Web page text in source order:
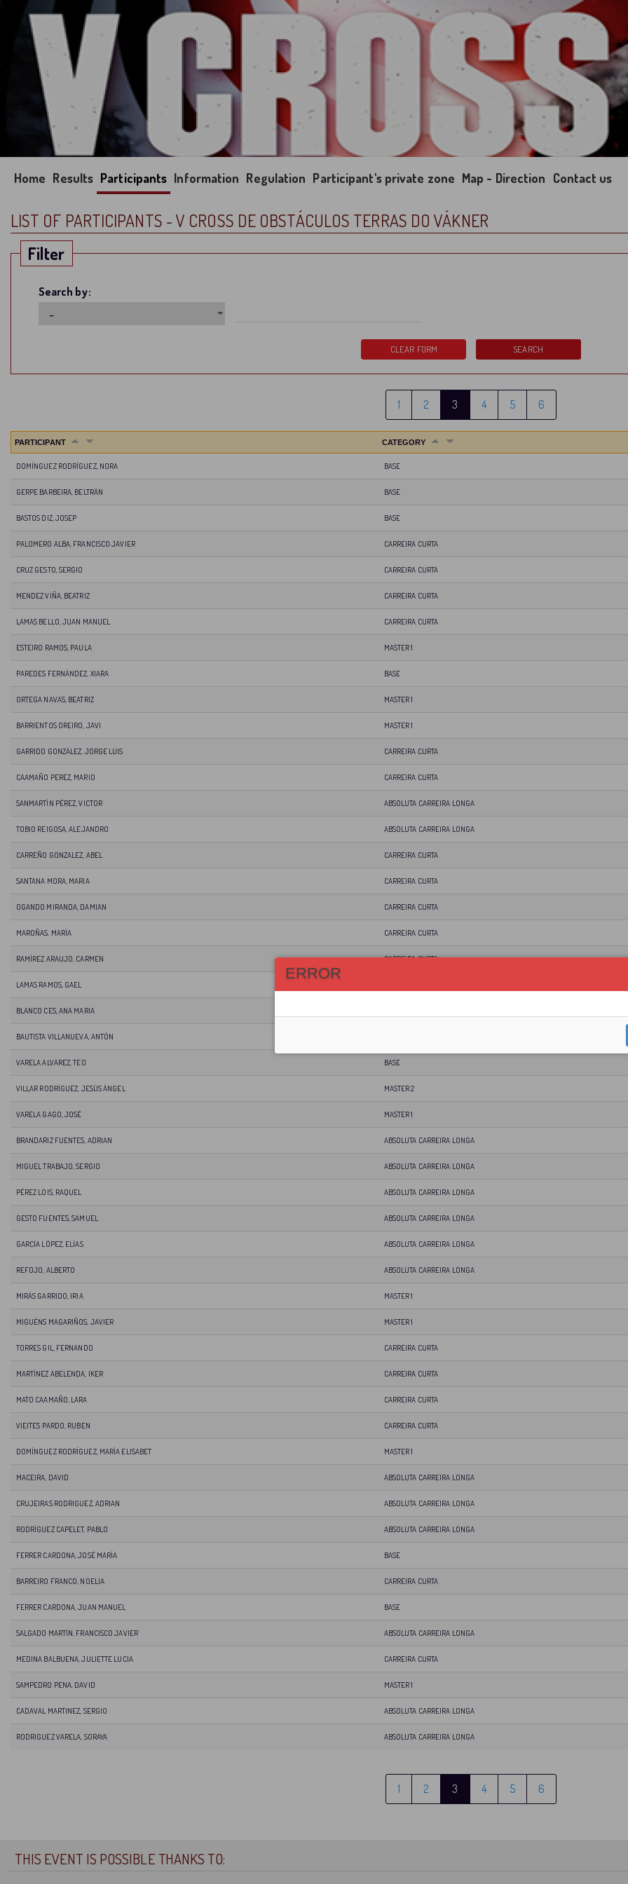
Home Results Participants Information Regulation Participant's private zone Map - Direction Contact us
LIST OF PARTICIPANTS - V CROSS DE OBSTÁCULOS TERRAS DO VÁKNER
Filter
Search by:
1 2 3 4 5 6
PARTICIPANT CATEGORY
DOMÍNGUEZ RODRÍGUEZ, NORA BASE
GERPE BARBEIRA, BELTRÁN BASE
BASTOS DIZ, JOSEP BASE
PALOMERO ALBA, FRANCISCO JAVIER CARREIRA CURTA
CRUZ GESTO, SERGIO CARREIRA CURTA
MENDEZ VIÑA, BEATRIZ CARREIRA CURTA
LAMAS BELLO, JUAN MANUEL CARREIRA CURTA
ESTEIRO RAMOS, PAULA MASTER 1
PAREDES FERNÁNDEZ, XIARA BASE
ORTEGA NAVAS, BEATRIZ MASTER 1
BARRIENTOS OREIRO, JAVI MASTER 1
GARRIDO GONZÁLEZ, JORGE LUIS CARREIRA CURTA
CAAMAÑO PEREZ, MARIO CARREIRA CURTA
SANMARTÍN PÉREZ, VICTOR ABSOLUTA CARREIRA LONGA
TOBIO REIGOSA, ALEJANDRO ABSOLUTA CARREIRA LONGA
CARREÑO GONZALEZ, ABEL CARREIRA CURTA
SANTANA MORA, MARIA CARREIRA CURTA
OGANDO MIRANDA, DAMIAN CARREIRA CURTA
MAROÑAS, MARÍA CARREIRA CURTA
RAMÍREZ ARAUJO, CARMEN CARREIRA CURTA
LAMAS RAMOS, GAEL
BLANCO CES, ANA MARIA
BAUTISTA VILLANUEVA, ANTÓN
VARELA ALVAREZ, TEO BASE
VILLAR RODRÍGUEZ, JESÚS ÁNGEL MASTER 2
VARELA GAGO, JOSÉ MASTER 1
BRANDARIZ FUENTES, ADRIAN ABSOLUTA CARREIRA LONGA
MIGUEL TRABAJO, SERGIO ABSOLUTA CARREIRA LONGA
PÉREZ LOIS, RAQUEL ABSOLUTA CARREIRA LONGA
GESTO FUENTES, SAMUEL ABSOLUTA CARREIRA LONGA
GARCÍA LÓPEZ, ELÍAS ABSOLUTA CARREIRA LONGA
REFOJO, ALBERTO ABSOLUTA CARREIRA LONGA
MIRÁS GARRIDO, IRIA MASTER 1
MIGUÉNS MAGARIÑOS, JAVIER MASTER 1
TORRES GIL, FERNANDO CARREIRA CURTA
MARTÍNEZ ABELENDA, IKER CARREIRA CURTA
MATO CAAMAÑO, LARA CARREIRA CURTA
VIEITES PARDO, RUBEN CARREIRA CURTA
DOMÍNGUEZ RODRÍGUEZ, MARÍA ELISABET MASTER 1
MACEIRA, DAVID ABSOLUTA CARREIRA LONGA
CRUJEIRAS RODRIGUEZ, ADRIAN ABSOLUTA CARREIRA LONGA
RODRÍGUEZ CAPELET, PABLO ABSOLUTA CARREIRA LONGA
FERRER CARDONA, JOSÉ MARÍA BASE
BARREIRO FRANCO, NOELIA CARREIRA CURTA
FERRER CARDONA, JUAN MANUEL BASE
SALGADO MARTÍN, FRANCISCO JAVIER ABSOLUTA CARREIRA LONGA
MEDINA BALBUENA, JULIETTE LUCIA CARREIRA CURTA
SAMPEDRO PENA, DAVID MASTER 1
CADAVAL MARTINEZ, SERGIO ABSOLUTA CARREIRA LONGA
RODRIGUEZ VARELA, SORAYA ABSOLUTA CARREIRA LONGA
1 2 3 4 5 6
THIS EVENT IS POSSIBLE THANKS TO:
ERROR